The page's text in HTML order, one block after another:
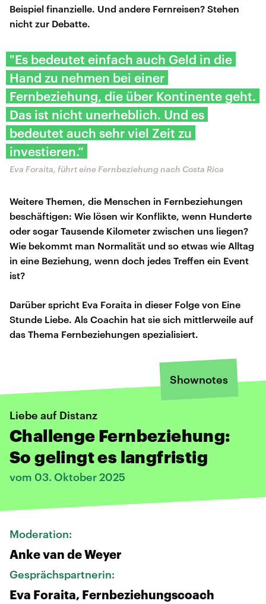
Beispiel finanzielle. Und andere Fernreisen? Stehen
nicht zur Debatte.
"Es bedeutet einfach auch Geld in die
Hand zu nehmen bei einer
Fernbeziehung, die über Kontinente geht.
Das ist nicht unerheblich. Und es
bedeutet auch sehr viel Zeit zu
investieren.“
Eva Foraita, führt eine Fernbeziehung nach Costa Rica
Weitere Themen, die Menschen in Fernbeziehungen
beschäftigen: Wie lösen wir Konflikte, wenn Hunderte
oder sogar Tausende Kilometer zwischen uns liegen?
Wie bekommt man Normalität und so etwas wie Alltag
in eine Beziehung, wenn doch jedes Treffen ein Event
ist?
Darüber spricht Eva Foraita in dieser Folge von Eine
Stunde Liebe. Als Coachin hat sie sich mittlerweile auf
das Thema Fernbeziehungen spezialisiert.
Shownotes
Liebe auf Distanz
Challenge Fernbeziehung:
So gelingt es langfristig
vom 03. Oktober 2025
Moderation:
Anke van de Weyer
Gesprächspartnerin:
Eva Foraita, Fernbeziehungscoach